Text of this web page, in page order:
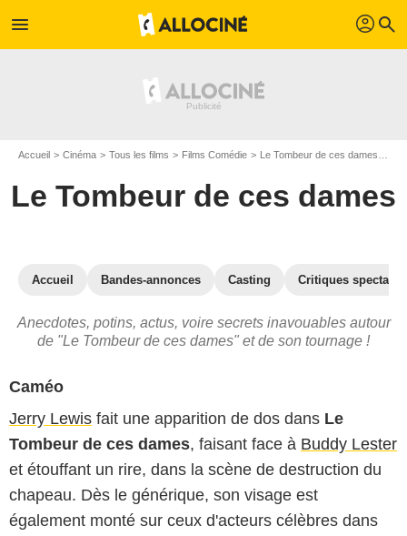
menu profil search
Accueil Cinéma Tous les films Films Comédie Le Tombeur de ces dames
Le Tombeur de ces dames
Accueil Bandes-annonces Casting Critiques
Anecdotes, potins, actus, voire secrets inavouables autour
de "Le Tombeur de ces dames" et de son tournage !
Caméo
Jerry Lewis fait une apparition de dos dans Le
Tombeur de ces dames, faisant face à Buddy Lester
et étouffant un rire, dans la scène de destruction du
chapeau. Dès le générique, son visage est
également monté sur ceux d'acteurs célèbres dans